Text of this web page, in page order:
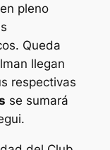
pleno
Queda
llegan
respectivas
se sumará